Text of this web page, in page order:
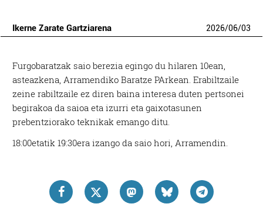
Ikerne Zarate Gartziarena 2026/06/03
Furgobaratzak saio berezia egingo du hilaren 10ean,
asteazkena, Arramendiko Baratze PArkean. Erabiltzaile
zeine rabiltzaile ez diren baina interesa duten pertsonei
begirakoa da saioa eta izurri eta gaixotasunen
prebentziorako teknikak emango ditu.
18:00etatik 19:30era izango da saio hori, Arramendin.